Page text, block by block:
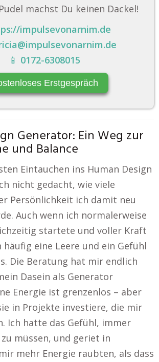
machst Du keinen Dackel!
impulsevonarnim.de
📱 0172-6308015
Erstgespräch
Generator: Ein Weg zur
und Balance
Eintauchen ins Human Design
nicht gedacht, wie viele
Persönlichkeit ich damit neu
Auch wenn ich normalerweise
startete und voller Kraft
eine Leere und ein Gefühl
Die Beratung hat mir endlich
Dasein als Generator
Energie ist grenzenlos – aber
in Projekte investiere, die mir
Ich hatte das Gefühl, immer
müssen, und geriet in
mehr Energie raubten, als dass